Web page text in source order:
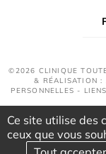
©2026 CLINIQUE
& RÉALISATION :
PERSONNELLES - LIENS
Ce site utilise des
ceux que vous